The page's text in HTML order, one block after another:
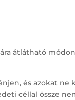
átlátható
és azokat
céllal össze